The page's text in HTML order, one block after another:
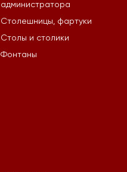
администратора
Столешницы, фартуки
Столы и столики
Фонтаны